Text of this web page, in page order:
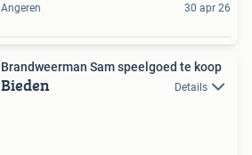
Angeren 30 apr 26
Brandweerman Sam speelgoed te koop
Bieden Details